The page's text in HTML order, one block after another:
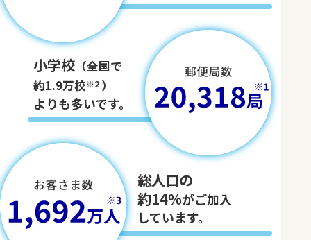
小学校（全国で
約1.9万校※2 ）
よりも多いです。
総人口の
約14%がご加入
しています。